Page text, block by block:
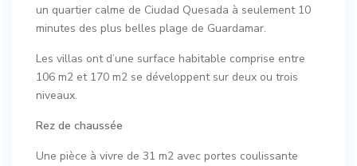
un quartier calme de Ciudad Quesada à seulement 10
minutes des plus belles plage de Guardamar.
Les villas ont d’une surface habitable comprise entre
106 m2 et 170 m2 se développent sur deux ou trois
niveaux.
Rez de chaussée
Une pièce à vivre de 31 m2 avec portes coulissante